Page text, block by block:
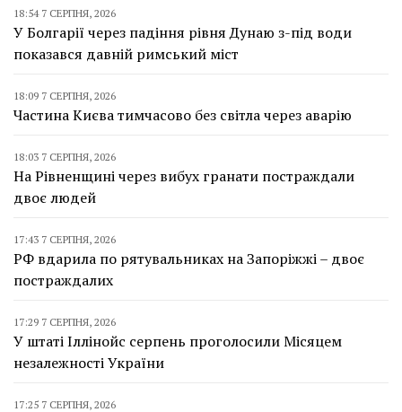
18:54 7 СЕРПНЯ, 2026
У Болгарії через падіння рівня Дунаю з-під води
показався давній римський міст
18:09 7 СЕРПНЯ, 2026
Частина Києва тимчасово без світла через аварію
18:03 7 СЕРПНЯ, 2026
На Рівненщині через вибух гранати постраждали
двоє людей
17:43 7 СЕРПНЯ, 2026
РФ вдарила по рятувальниках на Запоріжжі – двоє
постраждалих
17:29 7 СЕРПНЯ, 2026
У штаті Іллінойс серпень проголосили Місяцем
незалежності України
17:25 7 СЕРПНЯ, 2026